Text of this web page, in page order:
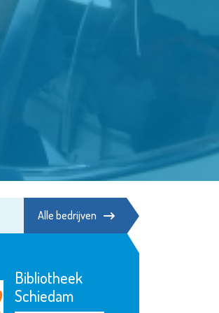
Alle bedrijven
Minters